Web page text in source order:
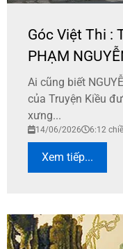
Góc Việt Thi :
PHẠM
Ai cũng biết
của Truyện Kiều
xưng...
14/06/2026 6:12
Xem tiếp...